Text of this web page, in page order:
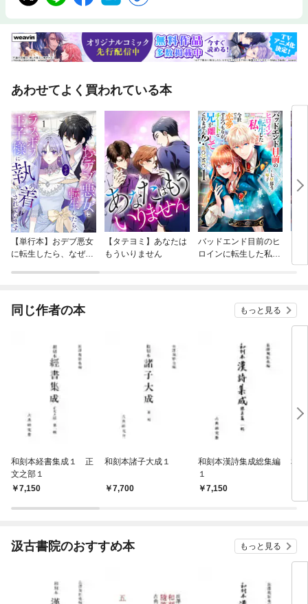
あわせてよく買われている本
【単行本】おデブ悪女
に転生したら、なぜか
【タテヨミ】あなたは
もういりません
バッドエンド目前のヒ
ロインに転生した私、
同じ作者の本 もっと見る
和刻本経書集成１ 正
文之部１
7,150
和刻本諸子大成１
7,700
和刻本漢詩集成総集編
１
7,150
和
汲古書院のおすすめ本 もっと見る